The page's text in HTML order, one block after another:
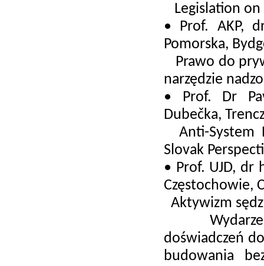
Legislation on
• Prof. AKP,
Pomorska,
Prawo do
narzędzie
• Prof. Dr
Dubečka,
Anti-System
Slovak
• Prof. UJD, dr
Częstochowie,
Aktywizm
doświadczeń
budowania